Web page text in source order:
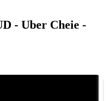
- Uber Cheie -